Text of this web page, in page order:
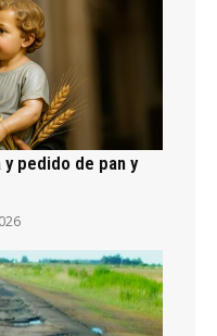
pedido de pan y